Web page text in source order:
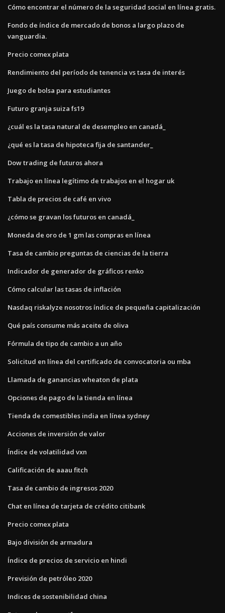
Cómo encontrar el número de la seguridad social en línea gratis.
Fondo de índice de mercado de bonos a largo plazo de
vanguardia.
Precio comex plata
Rendimiento del período de tenencia vs tasa de interés
Juego de bolsa para estudiantes
Futuro granja suiza fs19
¿cuál es la tasa natural de desempleo en canadá_
¿qué es la tasa de hipoteca fija de santander_
Dow trading de futuros ahora
Trabajo en línea legítimo de trabajos en el hogar uk
Tabla de precios de café en vivo
¿cómo se gravan los futuros en canadá_
Moneda de oro de 1 gm las compras en línea
Tasa de cambio preguntas de ciencias de la tierra
Indicador de generador de gráficos renko
Cómo calcular las tasas de inflación
Nasdaq riskalyze nosotros índice de pequeña capitalización
Qué país consume más aceite de oliva
Fórmula de tipo de cambio a un año
Solicitud en línea del certificado de convocatoria ou mba
Llamada de ganancias wheaton de plata
Opciones de pago de la tienda en línea
Tienda de comestibles india en línea sydney
Acciones de inversión de valor
Índice de volatilidad vxn
Calificación de aaau fitch
Tasa de cambio de ingresos 2020
Chat en línea de tarjeta de crédito citibank
Precio comex plata
Bajo división de armadura
Índice de precios de servicio en hindi
Previsión de petróleo 2020
Indices de sostenibilidad china